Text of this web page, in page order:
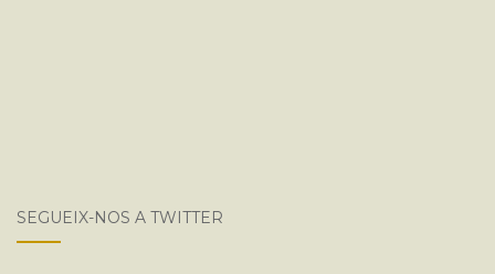
SEGUEIX-NOS A TWITTER